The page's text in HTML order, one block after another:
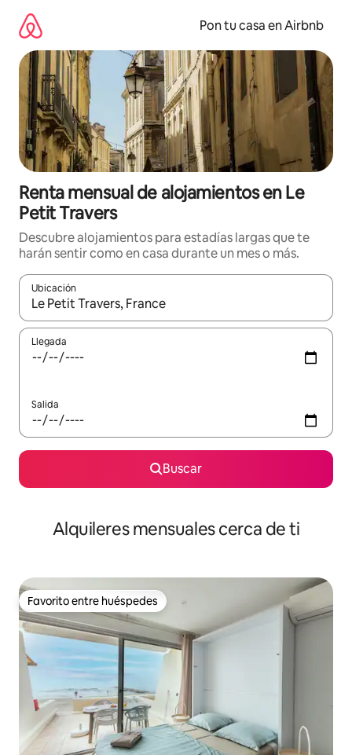
contenido
Pon tu casa en Airbnb
Renta mensual de alojamientos en Le
Petit Travers
Descubre alojamientos para estadías largas que te
harán sentir como en casa durante un mes o más.
Ubicación
Cuando los resultados estén disponibles, navega con las
Llegada
Salida
Buscar
Alquileres mensuales cerca de ti
Favorito entre huéspedes
Favorito entre huéspedes